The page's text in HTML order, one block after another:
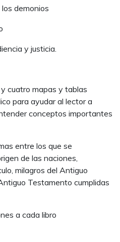
demonios
y justicia.
cuatro mapas y tablas
para ayudar al lector a
conceptos importantes
entre los que se
de las naciones,
milagros del Antiguo
Testamento cumplidas
a cada libro